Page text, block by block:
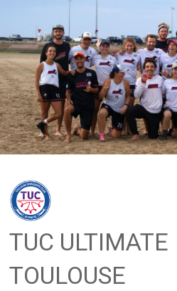
content
TUC ULTIMATE
TOULOUSE